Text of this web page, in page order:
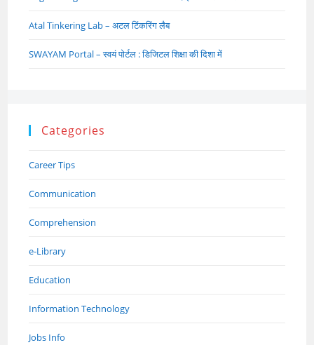
Atal Tinkering Lab – अटल टिंकरिंग लैब
SWAYAM Portal – स्वयं पोर्टल : डिजिटल शिक्षा की दिशा में
Categories
Career Tips
Communication
Comprehension
e-Library
Education
Information Technology
Jobs Info